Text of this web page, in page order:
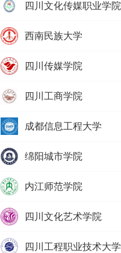
四川文化传媒职业学院
西南民族大学
四川传媒学院
四川工商学院
成都信息工程大学
绵阳城市学院
内江师范学院
四川文化艺术学院
四川工程职业技术大学